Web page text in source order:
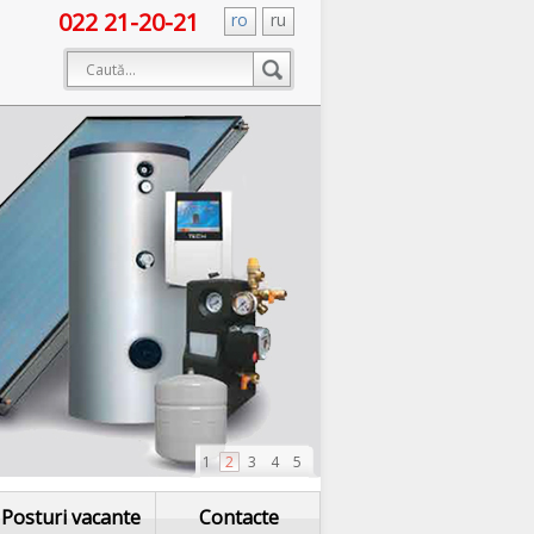
022 21-20-21 ru
ro
1 2 3 4 5
Posturi vacante Contacte